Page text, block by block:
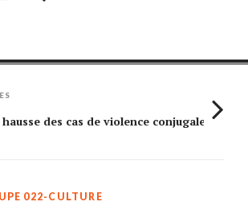
hausse des cas de violence conjugale
022-CULTURE